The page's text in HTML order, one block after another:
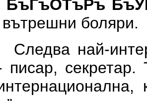
БъГъОТъРъ
боляри.
най-
писар,